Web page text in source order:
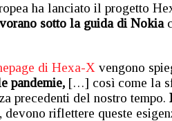
ha lanciato il progetto
sotto la guida di Nokia
di Hexa-X vengono
pandemie, […] così come la
precedenti del nostro tempo.
devono riflettere queste